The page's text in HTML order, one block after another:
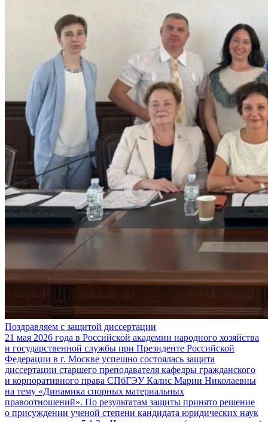
Поздравляем с защитой диссертации
21 мая 2026 года в Российской академии народного хозяйства
и государственной службы при Президенте Российской
Федерации в г. Москве успешно состоялась защита
диссертации старшего преподавателя кафедры гражданского
и корпоративного права СПбГЭУ Калис Марии Николаевны
на тему «Динамика спорных материальных
правоотношений». По результатам защиты принято решение
о присуждении ученой степени кандидата юридических наук